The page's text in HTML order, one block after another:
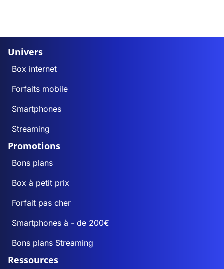
Univers
Box internet
Forfaits mobile
Smartphones
Streaming
Promotions
Bons plans
Box à petit prix
Forfait pas cher
Smartphones à - de 200€
Bons plans Streaming
Ressources